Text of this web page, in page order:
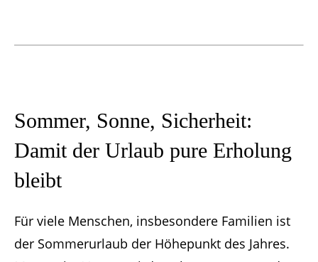
Sommer, Sonne, Sicherheit:
Damit der Urlaub pure Erholung
bleibt
Für viele Menschen, insbesondere Familien ist
der Sommerurlaub der Höhepunkt des Jahres.